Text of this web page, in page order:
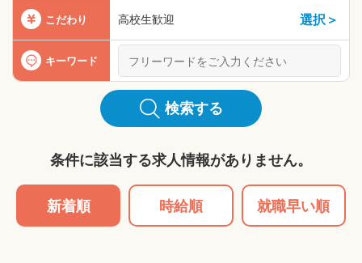
こだわり 高校生歓迎 選択＞
キーワード
検索する
条件に該当する求人情報がありません。
新着順 時給順 就職早い順